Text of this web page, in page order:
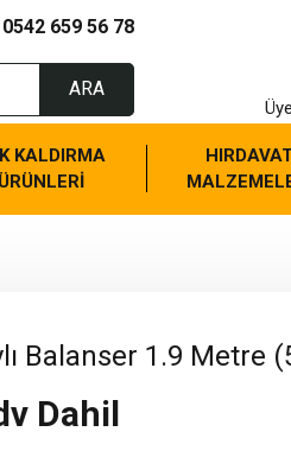
0542 659 56 78
ARA
KALDIRMA
ÜRÜNLERİ
Balanser 1.9 Metre
Dahil